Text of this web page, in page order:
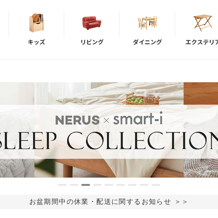
キッズ リビング ダイニング エクステリ
お盆期間中の休業・配送に関するお知らせ ＞＞